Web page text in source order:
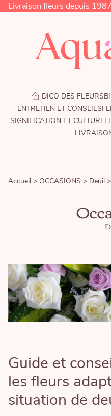
Livraison fleurs depuis 1987
DICO DES FLEURS
ENTRETIEN ET CONSEILS
SIGNIFICATION ET CULTURE
Accueil > OCCASIONS > Deuil >
Guide et
les fleurs
situation de